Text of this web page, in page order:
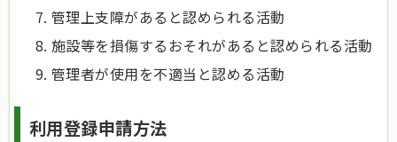
管理上支障があると認められる活動
施設等を損傷するおそれがあると認められる活動
管理者が使用を不適当と認める活動
利用登録申請方法